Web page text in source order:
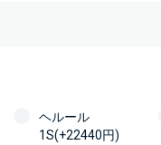
ヘルール
1S(+22440円)